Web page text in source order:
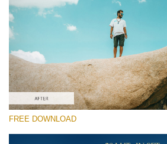
Cinema Look Collection (80 LUTs)
Entire Collection (260 LUTs)
ดาวน์โหลดฟรี
FREE DOWNLOAD